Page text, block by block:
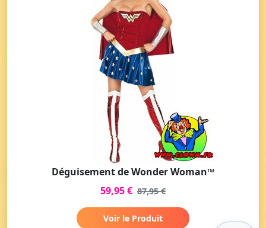
Déguisement de Wonder Woman™
59,95 € 87,95 €
Voir le Produit